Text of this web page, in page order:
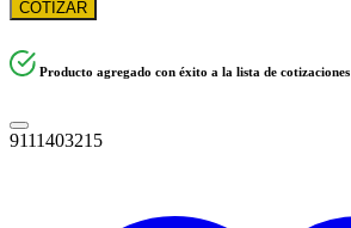
COTIZAR
Producto agregado con éxito a la lista de cotizaciones
9111403215